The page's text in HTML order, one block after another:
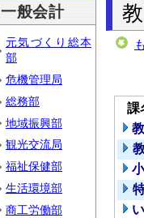
一般会計
元気づくり総本
部
危機管理局
総務部
地域振興部
観光交流局
福祉保健部
生活環境部
商工労働部
課